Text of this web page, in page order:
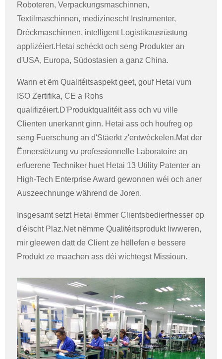
Roboteren, Verpackungsmaschinnen,
Textilmaschinnen, medizinescht Instrumenter,
Dréckmaschinnen, intelligent Logistikausrüstung
applizéiert.Hetai schéckt och seng Produkter an
d'USA, Europa, Südostasien a ganz China.
Wann et ëm Qualitéitsaspekt geet, gouf Hetai vum
ISO Zertifika, CE a Rohs
qualifizéiert.D'Produktqualitéit ass och vu ville
Clienten unerkannt ginn. Hetai ass och houfreg op
seng Fuerschung an d'Stäerkt z'entwéckelen.Mat der
Ënnerstëtzung vu professionnelle Laboratoire an
erfuerene Techniker huet Hetai 13 Utility Patenter an
High-Tech Enterprise Award gewonnen wéi och aner
Auszeechnunge während de Joren.
Insgesamt setzt Hetai ëmmer Clientsbedierfnesser op
d'éischt Plaz.Net nëmme Qualitéitsprodukt liwweren,
mir gleewen datt de Client ze hëllefen e bessere
Produkt ze maachen ass déi wichtegst Missioun.